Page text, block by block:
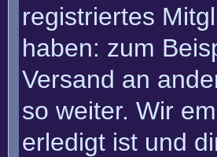
registriertes
haben: zum
Versand an
so weiter. Wir
erledigt ist und